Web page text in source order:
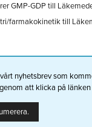
GMP-GDP till
farmakokinetik till
nyhetsbrev som
att klicka på länken